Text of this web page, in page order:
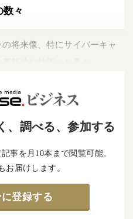
々
将来像、特にサイバーキャ
、調べる、参加する
事を月10本まで閲覧可能。
お届けします。
登録する